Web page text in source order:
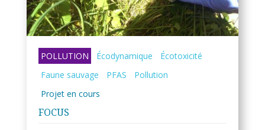
POLLUTION Écodynamique
Écotoxicité
Faune sauvage
PFAS
Pollution
Projet en cours
FOCUS